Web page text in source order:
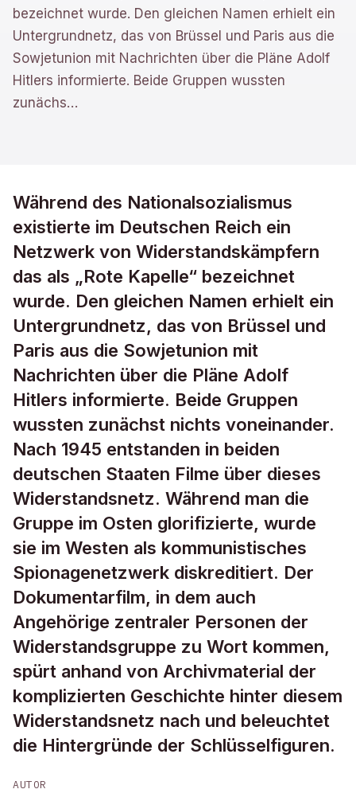
bezeichnet wurde. Den gleichen Namen erhielt ein
Untergrundnetz, das von Brüssel und Paris aus die
Sowjetunion mit Nachrichten über die Pläne Adolf
Hitlers informierte. Beide Gruppen wussten
zunächs…
Während des Nationalsozialismus
existierte im Deutschen Reich ein
Netzwerk von Widerstandskämpfern
das als „Rote Kapelle“ bezeichnet
wurde. Den gleichen Namen erhielt ein
Untergrundnetz, das von Brüssel und
Paris aus die Sowjetunion mit
Nachrichten über die Pläne Adolf
Hitlers informierte. Beide Gruppen
wussten zunächst nichts voneinander.
Nach 1945 entstanden in beiden
deutschen Staaten Filme über dieses
Widerstandsnetz. Während man die
Gruppe im Osten glorifizierte, wurde
sie im Westen als kommunistisches
Spionagenetzwerk diskreditiert. Der
Dokumentarfilm, in dem auch
Angehörige zentraler Personen der
Widerstandsgruppe zu Wort kommen,
spürt anhand von Archivmaterial der
komplizierten Geschichte hinter diesem
Widerstandsnetz nach und beleuchtet
die Hintergründe der Schlüsselfiguren.
AUTOR